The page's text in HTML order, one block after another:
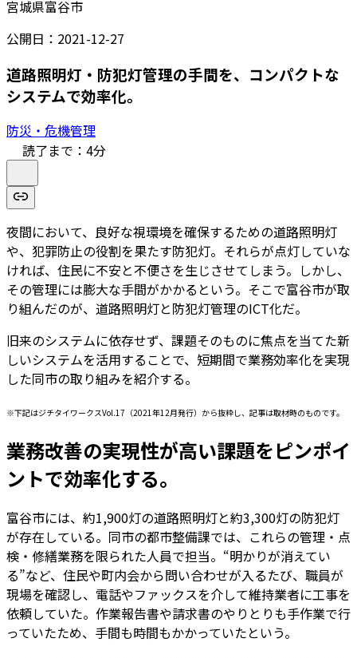
宮城県富谷市
公開日： 2021-12-27
道路照明灯・防犯灯管理の手間を、コンパクトな
システムで効率化。
防災・危機管理
読了まで： 4分
夜間において、良好な視環境を確保するための道路照明灯
や、犯罪防止の役割を果たす防犯灯。それらが点灯していな
ければ、住民に不安と不便さを生じさせてしまう。しかし、
その管理には膨大な手間がかかるという。そこで富谷市が取
り組んだのが、道路照明灯と防犯灯管理のICT化だ。
旧来のシステムに依存せず、課題そのものに焦点を当てた新
しいシステムを活用することで、短期間で業務効率化を実現
した同市の取り組みを紹介する。
※下記はジチタイワークスVol.17（2021年12月発行）から抜粋し、記事は取材時のものです。
業務改善の実現性が高い課題をピンポイ
ントで効率化する。
富谷市には、約1,900灯の道路照明灯と約3,300灯の防犯灯
が存在している。同市の都市整備課では、これらの管理・点
検・修繕業務を限られた人員で担当。“明かりが消えてい
る”など、住民や町内会から問い合わせが入るたび、職員が
現場を確認し、電話やファックスを介して維持業者に工事を
依頼していた。作業報告書や請求書のやりとりも手作業で行
っていたため、手間も時間もかかっていたという。